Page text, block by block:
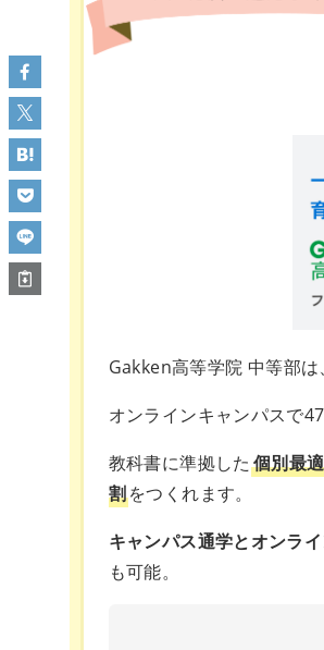
Gakken高等学院 中等部は、
オンラインキャンパスで
教科書に準拠した 個別最
割をつくれます。
キャンパス通学とオンラ
も可能。